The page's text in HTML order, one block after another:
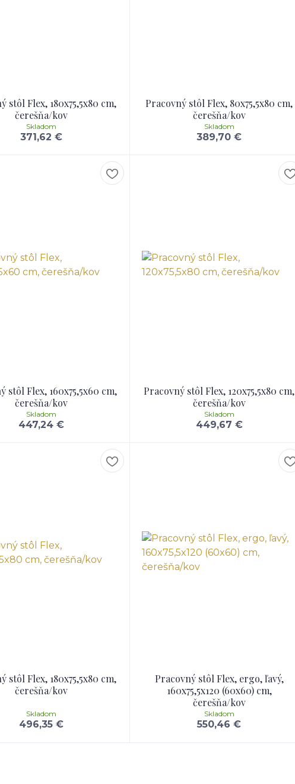
stôl Flex, 180x75,5x80 cm,
čerešňa/kov
371,62 €
Skladom
Pracovný stôl Flex, 80x75,5x80 cm,
čerešňa/kov
389,70 €
Skladom
stôl Flex, 160x75,5x60 cm,
čerešňa/kov
447,24 €
Skladom
Pracovný stôl Flex, 120x75,5x80 cm,
čerešňa/kov
449,67 €
Skladom
stôl Flex, 180x75,5x80 cm,
čerešňa/kov
496,35 €
Skladom
Pracovný stôl Flex, ergo, ľavý,
160x75,5x120 (60x60) cm,
čerešňa/kov
550,46 €
Skladom